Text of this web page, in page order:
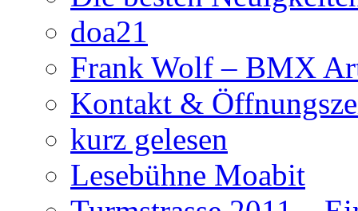
doa21
Frank Wolf – BMX
Kontakt &
kurz gelesen
Lesebühne Moabit